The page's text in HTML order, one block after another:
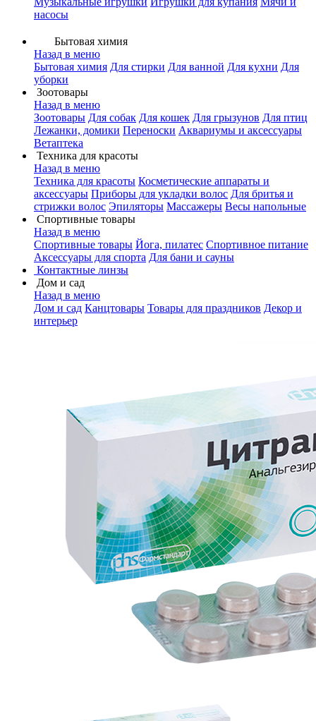
насосы
Бытовая химия
Назад в меню
Бытовая химия Для стирки Для ванной Для кухни Для
уборки
Зоотовары
Назад в меню
Зоотовары Для собак Для кошек Для грызунов Для птиц
Лежанки, домики Переноски Аквариумы и аксессуары
Ветаптека
Техника для красоты
Назад в меню
Техника для красоты Косметические аппараты и
аксессуары Приборы для укладки волос Для бритья и
стрижки волос Эпиляторы Массажеры Весы напольные
Спортивные товары
Назад в меню
Спортивные товары Йога, пилатес Спортивное питание
Аксессуары для спорта Для бани и сауны
Контактные линзы
Дом и сад
Назад в меню
Дом и сад Канцтовары Товары для праздников Декор и
интерьер